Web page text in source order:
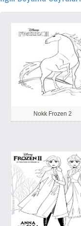
Nokk Frozen 2